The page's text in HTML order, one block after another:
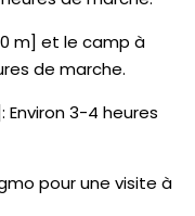
m] et le camp à
de marche.
Environ 3-4 heures
pour une visite à